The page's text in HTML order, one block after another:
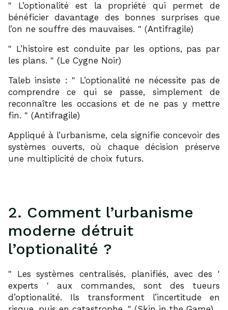
L’optionalité est la propriété qui permet de
bénéficier davantage des bonnes surprises que
l’on ne souffre des mauvaises.
(Antifragile)
L’histoire est conduite par les options, pas par
les plans.
(Le Cygne Noir)
Taleb insiste :
L’optionalité ne nécessite pas de
comprendre ce qui se passe, simplement de
reconnaître les occasions et de ne pas y mettre
fin.
(Antifragile)
Appliqué à l’urbanisme, cela signifie concevoir des
systèmes ouverts, où chaque décision préserve
une multiplicité de choix futurs.
2. Comment l’urbanisme
moderne détruit
l’optionalité ?
Les systèmes centralisés, planifiés, avec des
experts
aux commandes, sont des tueurs
d’optionalité. Ils transforment l’incertitude en